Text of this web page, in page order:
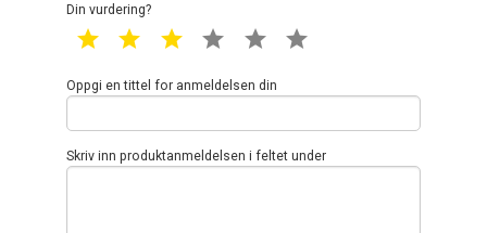
Din vurdering?
1 star 2 star 3 star 4 star 5 star
Oppgi en tittel for anmeldelsen din
Skriv inn produktanmeldelsen i feltet under